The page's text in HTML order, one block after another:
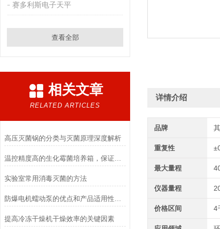
赛多利斯电子天平
查看全部
相关文章
RELATED ARTICLES
高压灭菌锅的分类与灭菌原理深度解析
实验室常用消毒灭菌的方法
提高冷冻干燥机干燥效率的关键因素
详情介绍
品牌
重复性
最大量程
仪器量程
价格区间 4